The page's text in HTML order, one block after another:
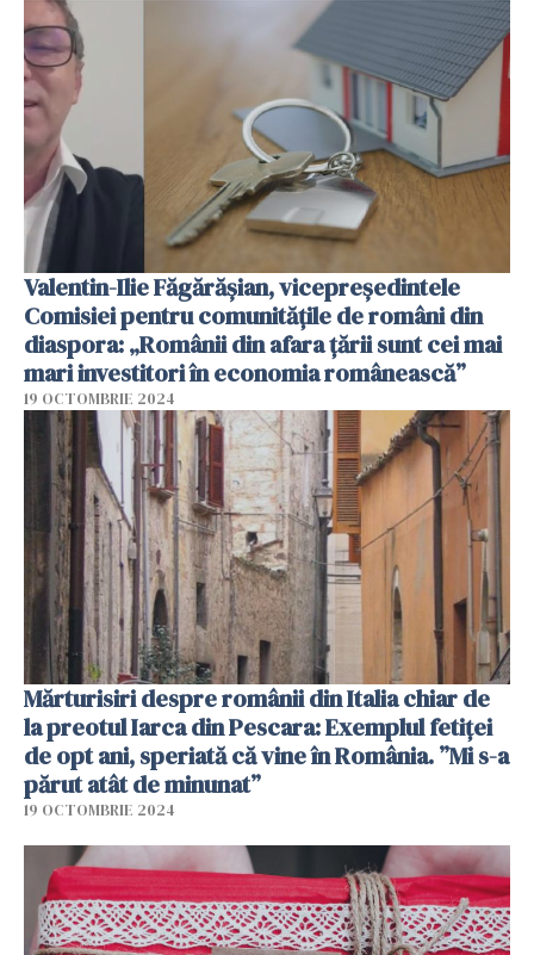
Valentin-Ilie Făgărășian, vicepreședintele
Comisiei pentru comunitățile de români din
diaspora: „Românii din afara țării sunt cei mai
mari investitori în economia românească”
19 OCTOMBRIE 2024
Mărturisiri despre românii din Italia chiar de
la preotul Iarca din Pescara: Exemplul fetiței
de opt ani, speriată că vine în România. ”Mi s-a
părut atât de minunat”
19 OCTOMBRIE 2024